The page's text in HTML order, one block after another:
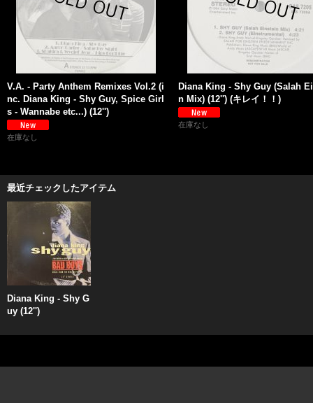
V.A. - Party Anthem Remixes Vol.2 (i
nc. Diana King - Shy Guy, Spice Girl
s - Wannabe etc...) (12'')
在庫なし
Diana King - Shy Guy (Salah
n Mix) (12'') (キレイ！！)
在庫なし
最近チェックしたアイテム
Diana King - Shy G
uy (12'')